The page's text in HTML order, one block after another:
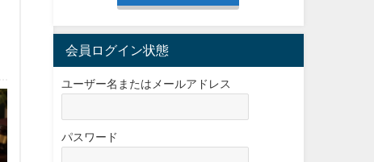
会員ログイン状態
ユーザー名またはメールアドレス
パスワード